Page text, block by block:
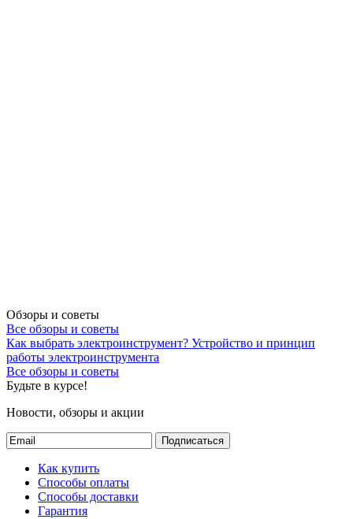
Обзоры и советы
Все обзоры и советы
Как выбрать электроинструмент? Устройство и принцип
работы электроинструмента
Все обзоры и советы
Будьте в курсе!
Новости, обзоры и акции
Подписаться
Как купить
Способы оплаты
Способы доставки
Гарантия